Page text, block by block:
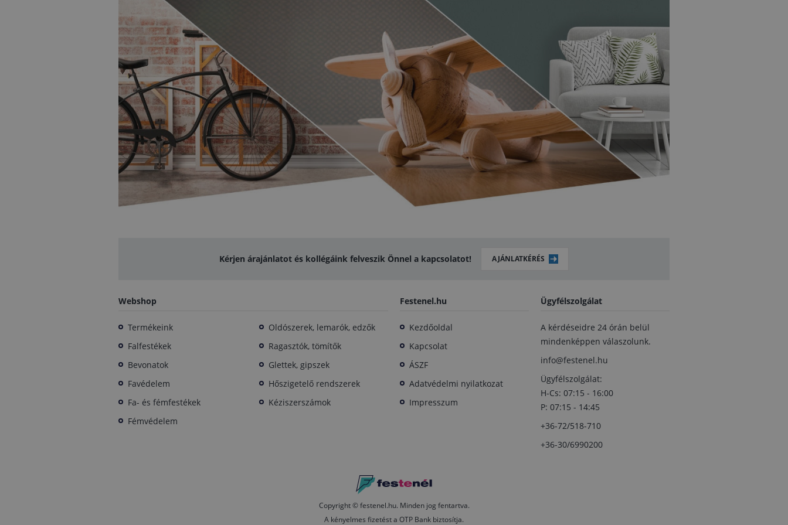
Kérjen árajánlatot és kollégáink felveszik Önnel a kapcsolatot! AJÁNLATKÉRÉS
Webshop
Termékeink
Falfestékek
Bevonatok
Favédelem
Fa- és fémfestékek
Fémvédelem
Oldószerek, lemarók, edzők
Ragasztók, tömítők
Glettek, gipszek
Hőszigetelő rendszerek
Kéziszerszámok
Festenel.hu
Kezdőoldal
Kapcsolat
ÁSZF
Adatvédelmi nyilatkozat
Impresszum
Ügyfélszolgálat
A kérdéseidre 24 órán belül
mindenképpen válaszolunk.
info@festenel.hu
Ügyfélszolgálat:
H-Cs: 07:15 - 16:00
P: 07:15 - 14:45
+36-72/518-710
+36-30/6990200
Copyright © festenel.hu. Minden jog fentartva.
A kényelmes fizetést a OTP Bank biztosítja.